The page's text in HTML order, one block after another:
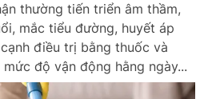
thường tiến triển âm thầm,
mắc tiểu đường, huyết áp
điều trị bằng thuốc và
độ vận động hằng ngày...